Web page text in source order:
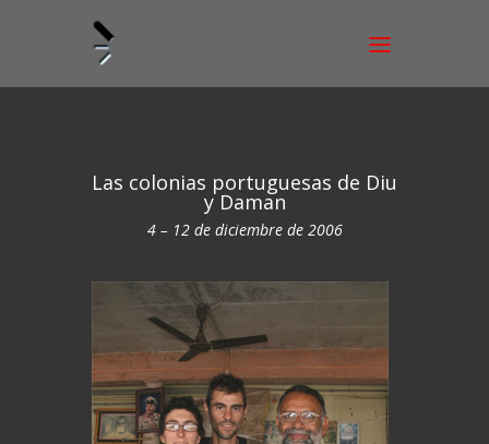
Las colonias portuguesas de Diu
y Daman
4 – 12 de diciembre de 2006